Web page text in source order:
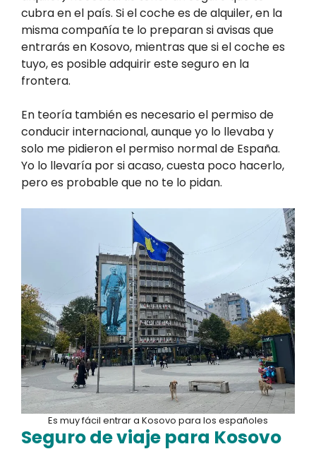
cubra en el país. Si el coche es de alquiler, en la
misma compañía te lo preparan si avisas que
entrarás en Kosovo, mientras que si el coche es
tuyo, es posible adquirir este seguro en la
frontera.
En teoría también es necesario el permiso de
conducir internacional, aunque yo lo llevaba y
solo me pidieron el permiso normal de España.
Yo lo llevaría por si acaso, cuesta poco hacerlo,
pero es probable que no te lo pidan.
Es muy fácil entrar a Kosovo para los españoles
Seguro de viaje para Kosovo